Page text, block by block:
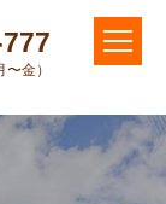
金）